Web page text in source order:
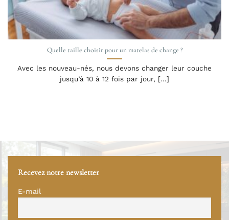
Quelle taille choisir pour un matelas de change ?
Avec les nouveau-nés, nous devons changer leur couche
jusqu’à 10 à 12 fois par jour, [...]
Recevez notre newsletter
E-mail